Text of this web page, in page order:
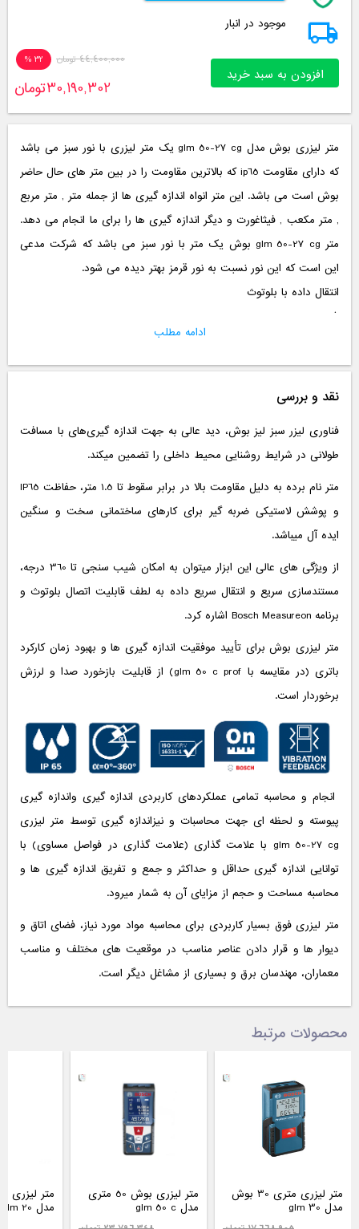
موجود در انبار
افزودن به سبد خرید
44,400,000تومان 32 %
30,190,302تومان
متر لیزری بوش مدل glm 50-27 cg یک متر لیزری با نور سبز می باشد
که دارای مقاومت ip65 که بالاترین مقاومت را در بین متر های حال حاضر
بوش است می باشد. این متر انواه اندازه گیری ها از جمله متر , متر مربع
, متر مکعب , فیثاغورت و دیگر اندازه گیری ها را برای ما انجام می دهد.
متر glm 50-27 cg بوش یک متر با نور سبز می باشد که شرکت مدعی
این است که این نور نسبت به نور قرمز بهتر دیده می شود.
انتقال داده با بلوتوث
شیب سنجی
روشن شدن صفحه
صفحه رنگی
از جمله مشخصات این متر لیزری بوش می باشد.
این متر در حال حاضر ساخت مالزی می باشد.
ادامه مطلب
نقد و بررسی
فناوری لیزر سبز لیز بوش، دید عالی به جهت اندازه گیری‌های با مسافت
طولانی در شرایط روشنایی محیط داخلی را تضمین میکند.
متر نام برده به دلیل مقاومت بالا در برابر سقوط تا 1.5 متر، حفاظت IP65
و پوشش لاستیکی ضربه گیر برای کارهای ساختمانی سخت و سنگین
ایده آل میباشد.
از ویژگی های عالی این ابزار میتوان به امکان شیب سنجی تا 360 درجه،
مستندسازی سریع و انتقال سریع داده به لطف قابلیت اتصال بلوتوث و
برنامه Bosch Measureon اشاره کرد.
متر لیزری بوش برای تأیید موفقیت اندازه گیری ها و بهبود زمان کارکرد
باتری (در مقایسه با glm 50 c prof) از قابلیت بازخورد صدا و لرزش
برخوردار است.
انجام و محاسبه تمامی عملکردهای کاربردی اندازه گیری واندازه گیری
پیوسته و لحظه ای جهت محاسبات و نیزاندازه گیری توسط متر لیزری
glm 50-27 cg با علامت گذاری (علامت گذاری در فواصل مساوی) با
توانایی اندازه گیری حداقل و حداکثر و جمع و تفریق اندازه گیری ها و
محاسبه مساحت و حجم از مزایای آن به شمار میرود.
متر لیزری فوق بسیار کاربردی برای محاسبه مواد مورد نیاز، فضای اتاق و
دیوار ها و قرار دادن عناصر مناسب در موقعیت های مختلف و مناسب
معماران، مهندسان برق و بسیاری از مشاغل دیگر است.
محصولات مرتبط
متر لیزری متری 30 بوش
مدل glm 30
متر لیزری بوش 50 متری
مدل glm 50 c
مدل glm 20